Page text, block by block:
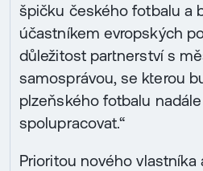
špičku českého fotbalu a
účastníkem evropských
důležitost partnerství s
samosprávou, se kterou
plzeňského fotbalu
spolupracovat.“
Prioritou nového vlastníka